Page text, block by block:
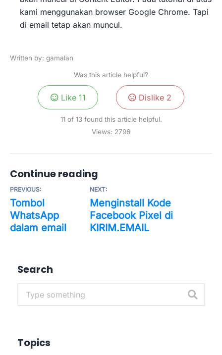
kami menggunakan browser Google Chrome. Tapi
di email tetap akan muncul.
Written by: gamalan
Was this article helpful?
Like 11 Dislike 2
11 of 13 found this article helpful.
Views: 2796
Continue reading
PREVIOUS:
Tombol
WhatsApp
dalam email
NEXT:
Menginstall Kode
Facebook Pixel di
KIRIM.EMAIL
Search
Topics